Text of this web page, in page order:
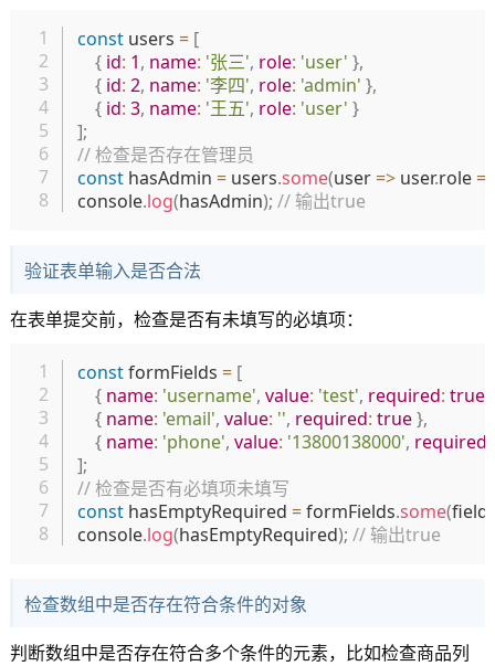
const users = [
{ id: 1, name: '张三', role: 'user' },
{ id: 2, name: '李四', role: 'admin' },
{ id: 3, name: '王五', role: 'user' }
];
// 检查是否存在管理员
const hasAdmin = users.some(user => user.role
console.log(hasAdmin); // 输出true
验证表单输入是否合法
在表单提交前，检查是否有未填写的必填项：
const formFields = [
{ name: 'username', value: 'test', required: true
{ name: 'email', value: '', required: true},
{ name: 'phone', value: '13800138000', required
];
// 检查是否有必填项未填写
const hasEmptyRequired = formFields.some(field
console.log(hasEmptyRequired); // 输出true
检查数组中是否存在符合条件的对象
判断数组中是否存在符合多个条件的元素，比如检查商品列